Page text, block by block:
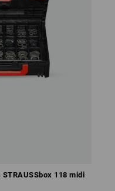
118 midi